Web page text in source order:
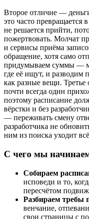
Второе отличие —
это часто превращается
не решается прийти,
пожертвовать. Молчат
и сервисы приёма
обращение, хотя само
придумываем суммы —
где её ищут, и разводим
как разные вещи. Третье
почти всегда один
поэтому расписание
вёрстки и без
— переживать смену
разработчика не
ним из поиска уходит
С чего мы
Собираем
исповеди и то,
пересчётом
Разбираем требы
венчание,
свои страницы с